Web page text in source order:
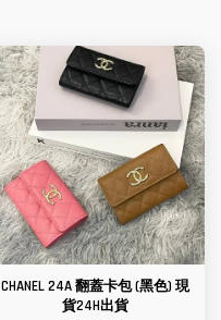
CHANEL 24A 翻蓋卡包 (黑色) 現
貨24H出貨